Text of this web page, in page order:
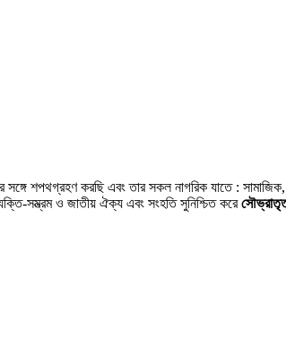
সঙ্গে শপথগ্রহণ করছি এবং তার সকল নাগরিক যাতে :
সম্ভ্রম ও জাতীয় ঐক্য এবং সংহতি সুনিশ্চিত করে